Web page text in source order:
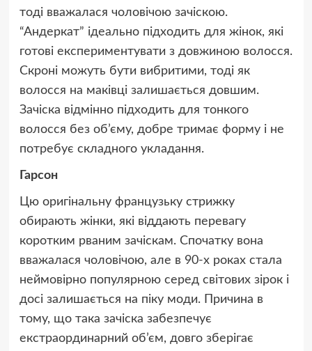
тоді вважалася чоловічою зачіскою.
“Андеркат” ідеально підходить для жінок, які
готові експериментувати з довжиною волосся.
Скроні можуть бути вибритими, тоді як
волосся на маківці залишається довшим.
Зачіска відмінно підходить для тонкого
волосся без об’єму, добре тримає форму і не
потребує складного укладання.
Гарсон
Цю оригінальну французьку стрижку
обирають жінки, які віддають перевагу
коротким рваним зачіскам. Спочатку вона
вважалася чоловічою, але в 90-х роках стала
неймовірно популярною серед світових зірок і
досі залишається на піку моди. Причина в
тому, що така зачіска забезпечує
екстраординарний об’єм, довго зберігає